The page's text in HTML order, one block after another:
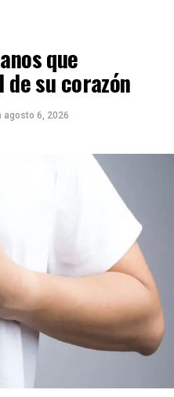
que
su corazón
agosto 6, 2026